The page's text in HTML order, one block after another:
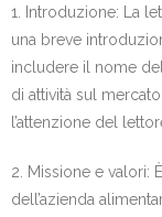
1. Introduzione: La
una breve
includere il nome
di attività sul
l’attenzione del
2. Missione e valori:
dell’azienda